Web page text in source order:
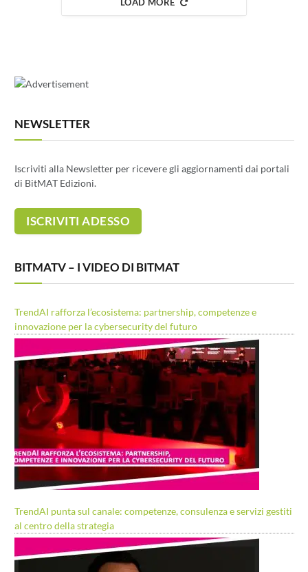
NEWSLETTER
Iscriviti alla Newsletter per ricevere gli aggiornamenti dai portali
di BitMAT Edizioni.
BITMATV – I VIDEO DI BITMAT
TrendAI rafforza l’ecosistema: partnership, competenze e
innovazione per la cybersecurity del futuro
TrendAI punta sul canale: competenze, consulenza e servizi gestiti
al centro della strategia